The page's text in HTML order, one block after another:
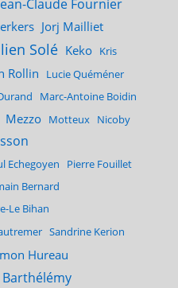
Claude Fournier
Jorj Mailliet
Solé Keko Kris
Rollin
Lucie Quéméner
Marc-Antoine Boidin
Mezzo Motteux Nicoby
Echegoyen
Pierre Fouillet
Bernard
Le Bihan
Sandrine Kerion
Hureau